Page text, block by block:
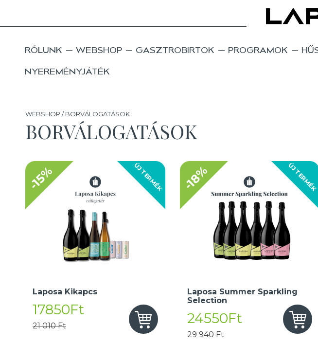
RÓLUNK WEBSHOP GASZTROBIRTOK PROGRAMOK
NYEREMÉNYJÁTÉK
WEBSHOP / BORVÁLOGATÁSOK
BORVÁLOGATÁSOK
ÚJ TERMÉK
-15%
Laposa Kikapcs
17850Ft
21 010 Ft
ÚJ TERMÉK
-18%
Laposa Summer Sparkling
Selection
24550Ft
29 940 Ft